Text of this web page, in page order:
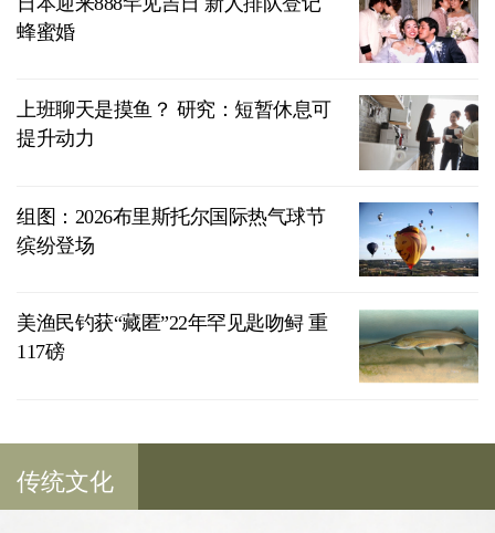
蜂蜜婚
上班聊天是摸鱼？ 研究：短暂休息可
提升动力
组图：2026布里斯托尔国际热气球节
缤纷登场
美渔民钓获“藏匿”22年罕见匙吻鲟 重
117磅
传统文化